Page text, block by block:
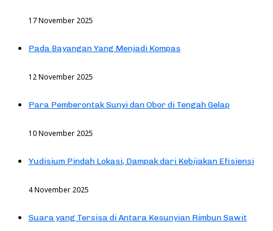
17 November 2025
Pada Bayangan Yang Menjadi Kompas
12 November 2025
Para Pemberontak Sunyi dan Obor di Tengah Gelap
10 November 2025
Yudisium Pindah Lokasi, Dampak dari Kebijakan Efisiensi
4 November 2025
Suara yang Tersisa di Antara Kesunyian Rimbun Sawit